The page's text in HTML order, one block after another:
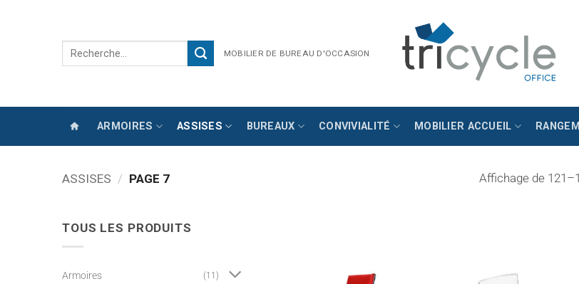
Recherche
MOBILIER DE BUREAU D'OCCASION
ARMOIRES ASSISES BUREAUX CONVIVIALITÉ MOBILIER ACCUEIL
ASSISES / PAGE 7 Affichage de
TOUS LES PRODUITS
Armoires (11)